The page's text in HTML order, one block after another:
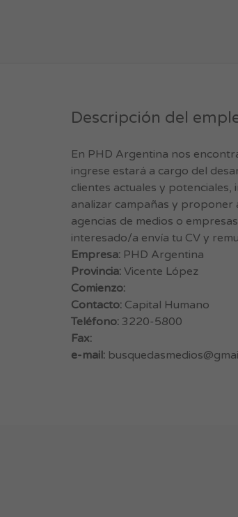
Descripción del
En PHD Argentina nos
ingrese estará a cargo del
clientes actuales y
analizar campañas y proponer
agencias de medios o
interesado/a envía tu CV y
Empresa: PHD Argentina
Provincia: Vicente López
Comienzo:
Contacto: Capital Humano
Teléfono: 3220-5800
Fax:
e-mail: